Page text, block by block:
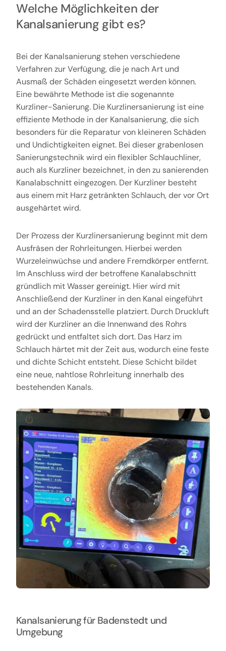
Welche Möglichkeiten der
Kanalsanierung gibt es?
Bei der Kanalsanierung stehen verschiedene
Verfahren zur Verfügung, die je nach Art und
Ausmaß der Schäden eingesetzt werden können.
Eine bewährte Methode ist die sogenannte
Kurzliner-Sanierung. Die Kurzlinersanierung ist eine
effiziente Methode in der Kanalsanierung, die sich
besonders für die Reparatur von kleineren Schäden
und Undichtigkeiten eignet. Bei dieser grabenlosen
Sanierungstechnik wird ein flexibler Schlauchliner,
auch als Kurzliner bezeichnet, in den zu sanierenden
Kanalabschnitt eingezogen. Der Kurzliner besteht
aus einem mit Harz getränkten Schlauch, der vor Ort
ausgehärtet wird.
Der Prozess der Kurzlinersanierung beginnt mit dem
Ausfräsen der Rohrleitungen. Hierbei werden
Wurzeleinwüchse und andere Fremdkörper entfernt.
Im Anschluss wird der betroffene Kanalabschnitt
gründlich mit Wasser gereinigt. Hier wird mit
Anschließend der Kurzliner in den Kanal eingeführt
und an der Schadensstelle platziert. Durch Druckluft
wird der Kurzliner an die Innenwand des Rohrs
gedrückt und entfaltet sich dort. Das Harz im
Schlauch härtet mit der Zeit aus, wodurch eine feste
und dichte Schicht entsteht. Diese Schicht bildet
eine neue, nahtlose Rohrleitung innerhalb des
bestehenden Kanals.
Kanalsanierung für Badenstedt und
Umgebung